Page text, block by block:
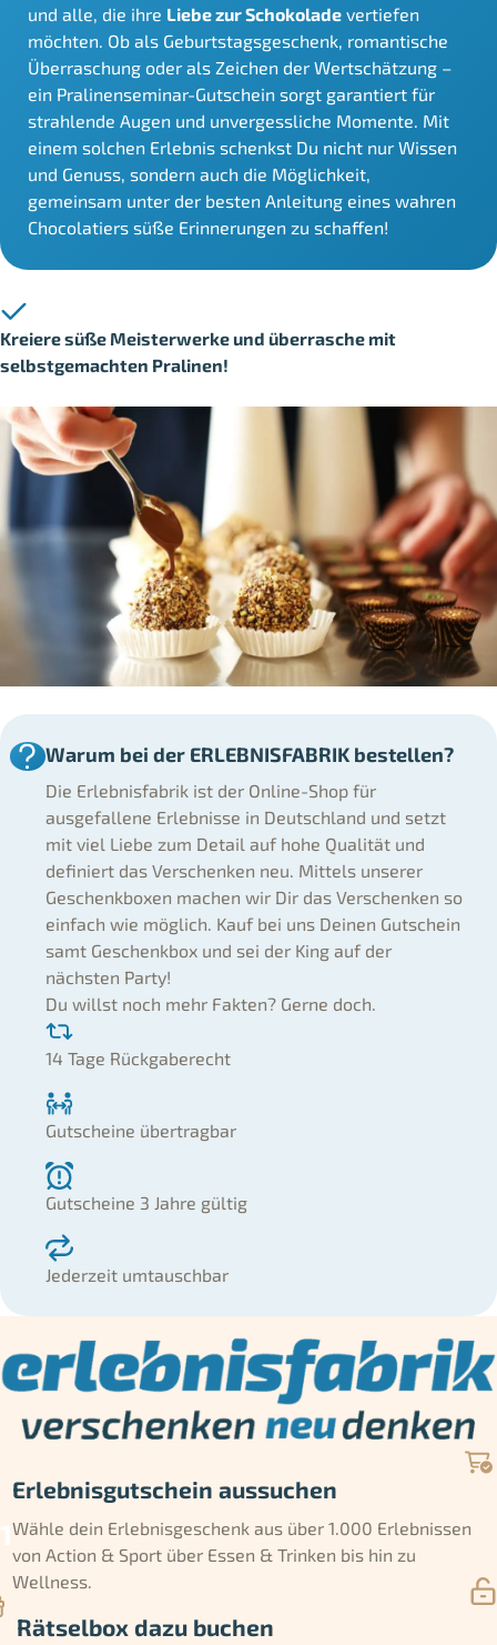
und alle, die ihre Liebe zur Schokolade vertiefen
möchten. Ob als Geburtstagsgeschenk, romantische
Überraschung oder als Zeichen der Wertschätzung –
ein Pralinenseminar-Gutschein sorgt garantiert für
strahlende Augen und unvergessliche Momente. Mit
einem solchen Erlebnis schenkst Du nicht nur Wissen
und Genuss, sondern auch die Möglichkeit,
gemeinsam unter der besten Anleitung eines wahren
Chocolatiers süße Erinnerungen zu schaffen!
Kreiere süße Meisterwerke und überrasche mit
selbstgemachten Pralinen!
Warum bei der ERLEBNISFABRIK bestellen?
Die Erlebnisfabrik ist der Online-Shop für
ausgefallene Erlebnisse in Deutschland und setzt
mit viel Liebe zum Detail auf hohe Qualität und
definiert das Verschenken neu. Mittels unserer
Geschenkboxen machen wir Dir das Verschenken so
einfach wie möglich. Kauf bei uns Deinen Gutschein
samt Geschenkbox und sei der King auf der
nächsten Party!
Du willst noch mehr Fakten? Gerne doch.
14 Tage Rückgaberecht
Gutscheine übertragbar
Gutscheine 3 Jahre gültig
Jederzeit umtauschbar
Erlebnisgutschein aussuchen
Wähle dein Erlebnisgeschenk aus über 1.000 Erlebnissen
von Action & Sport über Essen & Trinken bis hin zu
Wellness.
Rätselbox dazu buchen